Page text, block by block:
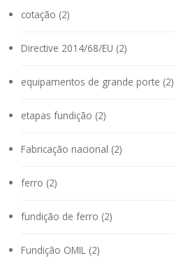
cotação (2)
Directive 2014/68/EU (2)
equipamentos de grande porte (2)
etapas fundição (2)
Fabricação nacional (2)
ferro (2)
fundição de ferro (2)
Fundição OMIL (2)